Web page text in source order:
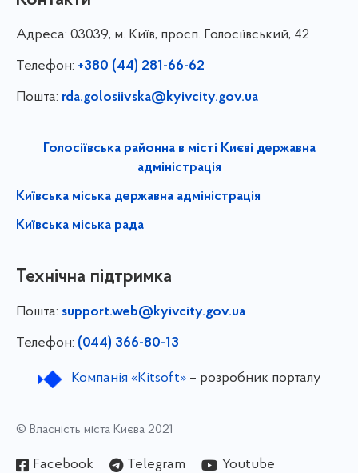
Адреса: 03039, м. Київ, просп. Голосіївський, 42
Телефон: +380 (44) 281-66-62
Пошта: rda.golosiivska@kyivcity.gov.ua
Голосіївська районна в місті Києві державна
адміністрація
Київська міська державна адміністрація
Київська міська рада
Технічна підтримка
Пошта: support.web@kyivcity.gov.ua
Телефон: (044) 366-80-13
Компанія «Kitsoft»– розробник порталу
© Власність міста Києва 2021
Facebook Telegram Youtube